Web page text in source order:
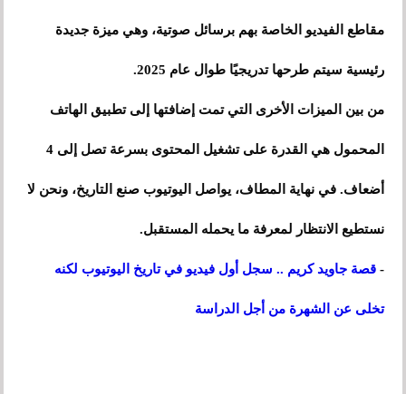
مقاطع الفيديو الخاصة بهم برسائل صوتية، وهي ميزة جديدة
رئيسية سيتم طرحها تدريجيًا طوال عام 2025.
من بين الميزات الأخرى التي تمت إضافتها إلى تطبيق الهاتف
المحمول هي القدرة على تشغيل المحتوى بسرعة تصل إلى 4
أضعاف. في نهاية المطاف، يواصل اليوتيوب صنع التاريخ، ونحن لا
نستطيع الانتظار لمعرفة ما يحمله المستقبل.
-قصة جاويد كريم .. سجل أول فيديو في تاريخ اليوتيوب لكنه
تخلى عن الشهرة من أجل الدراسة